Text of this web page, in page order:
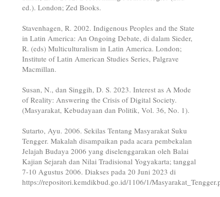
ed.). London; Zed Books.
Stavenhagen, R. 2002. Indigenous Peoples and the State
in Latin America: An Ongoing Debate, di dalam Sieder,
R. (eds) Multiculturalism in Latin America. London;
Institute of Latin American Studies Series, Palgrave
Macmillan.
Susan, N., dan Singgih, D. S. 2023. Interest as A Mode
of Reality: Answering the Crisis of Digital Society.
(Masyarakat, Kebudayaan dan Politik, Vol. 36, No. 1).
Sutarto, Ayu. 2006. Sekilas Tentang Masyarakat Suku
Tengger. Makalah disampaikan pada acara pembekalan
Jelajah Budaya 2006 yang diselenggarakan oleh Balai
Kajian Sejarah dan Nilai Tradisional Yogyakarta; tanggal
7-10 Agustus 2006. Diakses pada 20 Juni 2023 di
https://repositori.kemdikbud.go.id/1106/1/